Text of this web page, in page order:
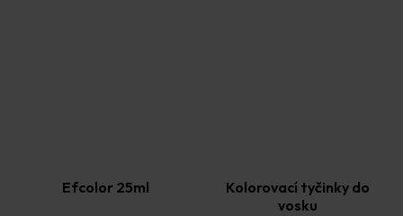
Efcolor 25ml
Kolorovací tyčinky do
vosku